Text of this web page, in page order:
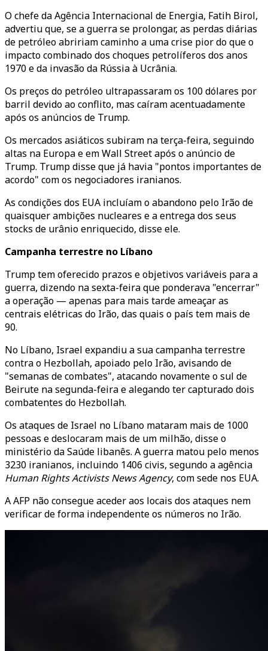
O chefe da Agência Internacional de Energia, Fatih Birol,
advertiu que, se a guerra se prolongar, as perdas diárias
de petróleo abririam caminho a uma crise pior do que o
impacto combinado dos choques petrolíferos dos anos
1970 e da invasão da Rússia à Ucrânia.
Os preços do petróleo ultrapassaram os 100 dólares por
barril devido ao conflito, mas caíram acentuadamente
após os anúncios de Trump.
Os mercados asiáticos subiram na terça-feira, seguindo
altas na Europa e em Wall Street após o anúncio de
Trump. Trump disse que já havia "pontos importantes de
acordo" com os negociadores iranianos.
As condições dos EUA incluíam o abandono pelo Irão de
quaisquer ambições nucleares e a entrega dos seus
stocks de urânio enriquecido, disse ele.
Campanha terrestre no Líbano
Trump tem oferecido prazos e objetivos variáveis para a
guerra, dizendo na sexta-feira que ponderava "encerrar"
a operação — apenas para mais tarde ameaçar as
centrais elétricas do Irão, das quais o país tem mais de
90.
No Líbano, Israel expandiu a sua campanha terrestre
contra o Hezbollah, apoiado pelo Irão, avisando de
"semanas de combates", atacando novamente o sul de
Beirute na segunda-feira e alegando ter capturado dois
combatentes do Hezbollah.
Os ataques de Israel no Líbano mataram mais de 1000
pessoas e deslocaram mais de um milhão, disse o
ministério da Saúde libanês. A guerra matou pelo menos
3230 iranianos, incluindo 1406 civis, segundo a agência
Human Rights Activists News Agency, com sede nos EUA.
A AFP não consegue aceder aos locais dos ataques nem
verificar de forma independente os números no Irão.